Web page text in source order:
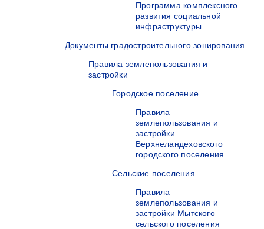
Программа комплексного
развития социальной
инфраструктуры
Документы градостроительного зонирования
Правила землепользования и
застройки
Городское поселение
Правила
землепользования и
застройки
Верхнеландеховского
городского поселения
Сельские поселения
Правила
землепользования и
застройки Мытского
сельского поселения